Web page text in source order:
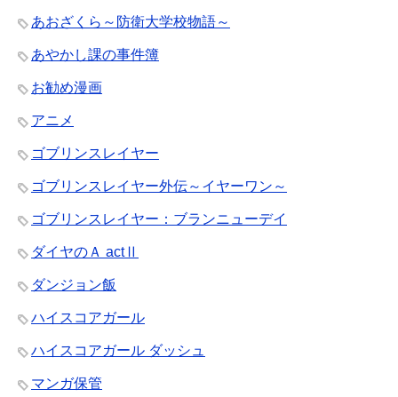
あおざくら～防衛大学校物語～
あやかし課の事件簿
お勧め漫画
アニメ
ゴブリンスレイヤー
ゴブリンスレイヤー外伝～イヤーワン～
ゴブリンスレイヤー：ブランニューデイ
ダイヤのＡ actⅡ
ダンジョン飯
ハイスコアガール
ハイスコアガール ダッシュ
マンガ保管